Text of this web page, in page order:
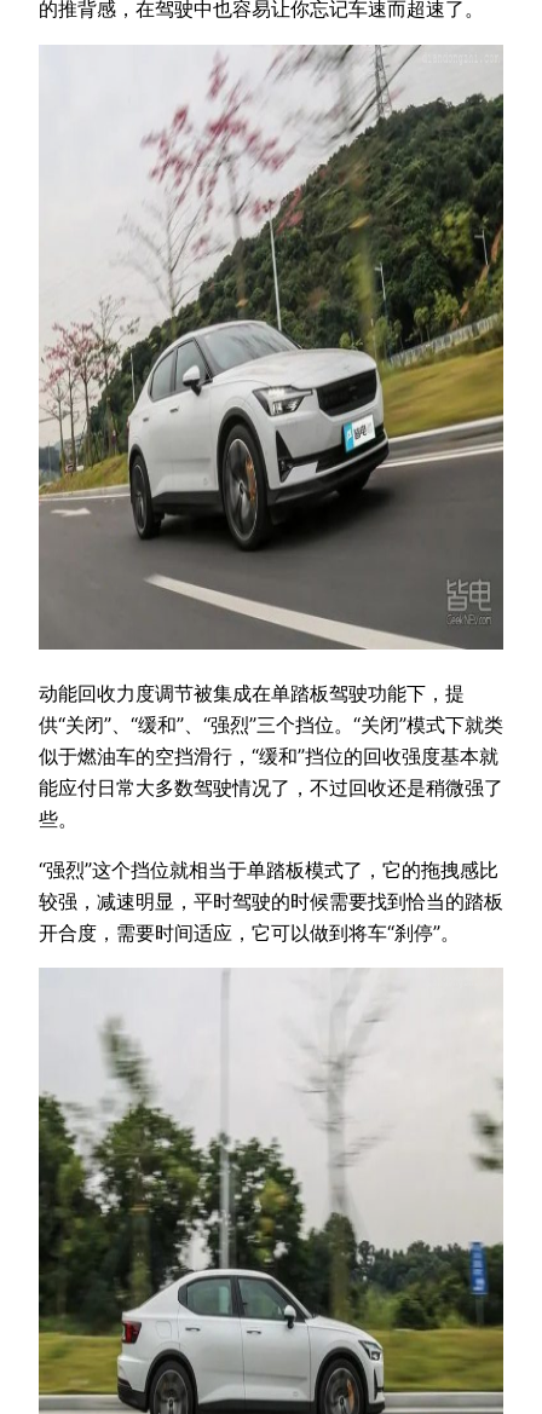
的推背感，在驾驶中也容易让你忘记车速而超速了。
动能回收力度调节被集成在单踏板驾驶功能下，提
供“关闭”、“缓和”、“强烈”三个挡位。“关闭”模式下就类
似于燃油车的空挡滑行，“缓和”挡位的回收强度基本就
能应付日常大多数驾驶情况了，不过回收还是稍微强了
些。
“强烈”这个挡位就相当于单踏板模式了，它的拖拽感比
较强，减速明显，平时驾驶的时候需要找到恰当的踏板
开合度，需要时间适应，它可以做到将车“刹停”。